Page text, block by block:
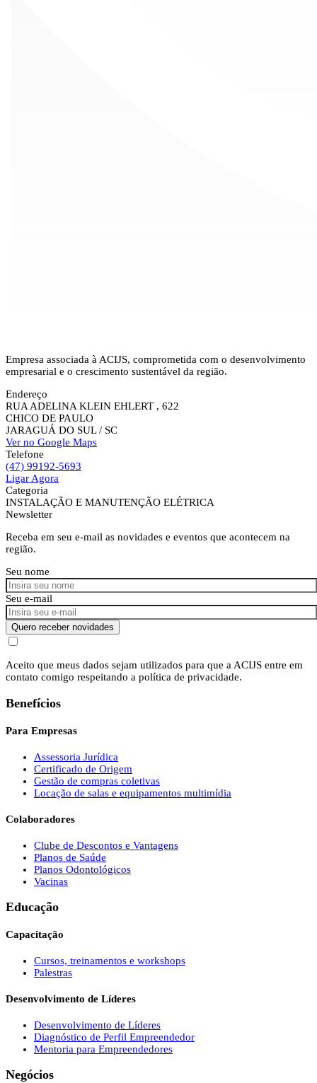
Empresa associada à ACIJS, comprometida com o desenvolvimento
empresarial e o crescimento sustentável da região.
Endereço
RUA ADELINA KLEIN EHLERT , 622
CHICO DE PAULO
JARAGUÁ DO SUL / SC
Ver no Google Maps
Telefone
(47) 99192-5693
Ligar Agora
Categoria
INSTALAÇÃO E MANUTENÇÃO ELÉTRICA
Newsletter
Receba em seu e-mail as novidades e eventos que acontecem na
região.
Seu nome
Seu e-mail
Quero receber novidades
Aceito que meus dados sejam utilizados para que a ACIJS entre em
contato comigo respeitando a política de privacidade.
Benefícios
Para Empresas
Assessoria Jurídica
Certificado de Origem
Gestão de compras coletivas
Locação de salas e equipamentos multimídia
Colaboradores
Clube de Descontos e Vantagens
Planos de Saúde
Planos Odontológicos
Vacinas
Educação
Capacitação
Cursos, treinamentos e workshops
Palestras
Desenvolvimento de Líderes
Desenvolvimento de Líderes
Diagnóstico de Perfil Empreendedor
Mentoria para Empreendedores
Negócios